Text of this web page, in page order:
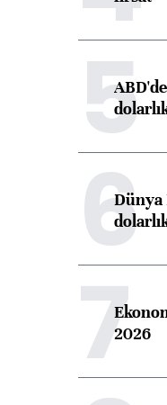
5
6
Dünya
72026